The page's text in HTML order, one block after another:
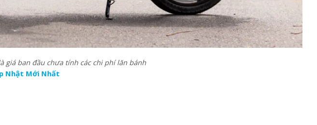
giá ban đầu chưa tính các chi phí lăn bánh
Nhật Mới Nhất